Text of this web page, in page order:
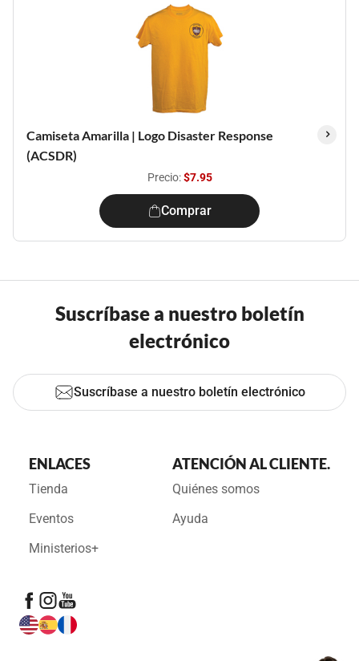
Camiseta Amarilla | Logo Disaster Response
(ACSDR)
Precio:$7.95
Comprar
Suscríbase a nuestro boletín
electrónico
Suscríbase a nuestro boletín electrónico
ENLACES
Tienda
Eventos
Ministerios+
ATENCIÓN AL CLIENTE.
Quiénes somos
Ayuda